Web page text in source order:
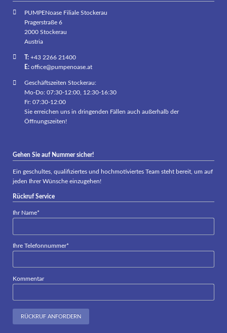
PUMPENoase Filiale Stockerau
Pragerstraße 6
2000 Stockerau
Austria
T:+43 2266 21400
E: office@pumpenoase.at
Geschäftszeiten Stockerau:
Mo-Do: 07:30-12:00, 12:30-16:30
Fr: 07:30-12:00
Sie erreichen uns in dringenden Fällen auch außerhalb der
Öffnungszeiten!
Gehen Sie auf Nummer sicher!
Ein geschultes, qualifiziertes und hochmotiviertes Team steht bereit, um auf
jeden Ihrer Wünsche einzugehen!
Rückruf Service
Pflichtfeld
Ihr Name*
Pflichtfeld
Ihre Telefonnummer*
Kommentar
RÜCKRUF ANFORDERN